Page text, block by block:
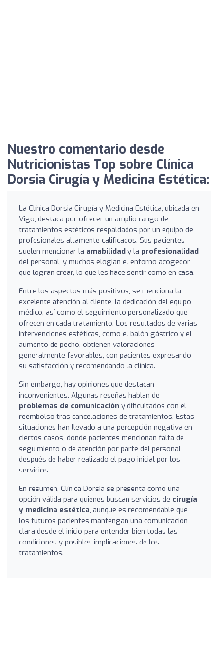
Nuestro comentario desde
Nutricionistas Top sobre Clínica
Dorsia Cirugía y Medicina Estética:
La Clínica Dorsia Cirugía y Medicina Estética, ubicada en
Vigo, destaca por ofrecer un amplio rango de
tratamientos estéticos respaldados por un equipo de
profesionales altamente calificados. Sus pacientes
suelen mencionar la amabilidad y la profesionalidad
del personal, y muchos elogian el entorno acogedor
que logran crear, lo que les hace sentir como en casa.
Entre los aspectos más positivos, se menciona la
excelente atención al cliente, la dedicación del equipo
médico, así como el seguimiento personalizado que
ofrecen en cada tratamiento. Los resultados de varias
intervenciones estéticas, como el balón gástrico y el
aumento de pecho, obtienen valoraciones
generalmente favorables, con pacientes expresando
su satisfacción y recomendando la clínica.
Sin embargo, hay opiniones que destacan
inconvenientes. Algunas reseñas hablan de
problemas de comunicación y dificultados con el
reembolso tras cancelaciones de tratamientos. Estas
situaciones han llevado a una percepción negativa en
ciertos casos, donde pacientes mencionan falta de
seguimiento o de atención por parte del personal
después de haber realizado el pago inicial por los
servicios.
En resumen, Clínica Dorsia se presenta como una
opción válida para quienes buscan servicios de cirugía
y medicina estética, aunque es recomendable que
los futuros pacientes mantengan una comunicación
clara desde el inicio para entender bien todas las
condiciones y posibles implicaciones de los
tratamientos.